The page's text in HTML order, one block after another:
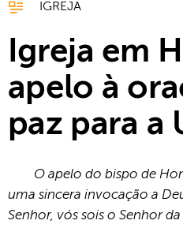
IGREJA
Igreja em
apelo à
paz para a
O apelo do bispo de
uma sincera invocação a
Senhor, vós sois o Senhor